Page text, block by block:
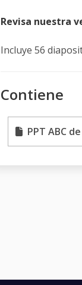
Revisa nuestra
Incluye 56
Contiene
PPT ABC